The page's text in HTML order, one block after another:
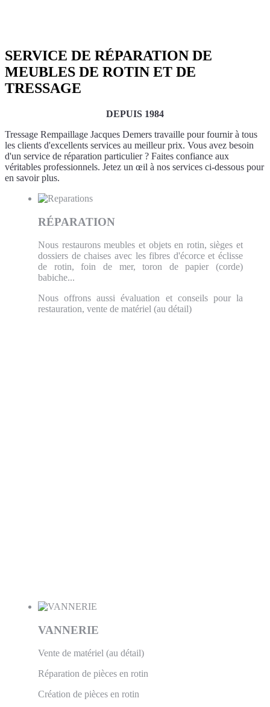
SERVICE DE RÉPARATION DE
MEUBLES DE ROTIN ET DE
TRESSAGE
DEPUIS 1984
Tressage Rempaillage Jacques Demers travaille pour fournir à tous
les clients d'excellents services au meilleur prix. Vous avez besoin
d'un service de réparation particulier ? Faites confiance aux
véritables professionnels. Jetez un œil à nos services ci-dessous pour
en savoir plus.
RÉPARATION
Nous restaurons meubles et objets en rotin, sièges et
dossiers de chaises avec les fibres d'écorce et éclisse
de rotin, foin de mer, toron de papier (corde)
babiche...
Nous offrons aussi évaluation et conseils pour la
restauration, vente de matériel (au détail)
VANNERIE
Vente de matériel (au détail)
Réparation de pièces en rotin
Création de pièces en rotin